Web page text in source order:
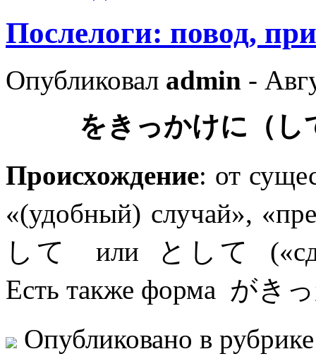
Послелоги: повод,
Опубликовал admin -
をきっかけに（し
Происхождение: от
«(удобный) случай»,
して или として
Есть также форма がき
Опубликовано в